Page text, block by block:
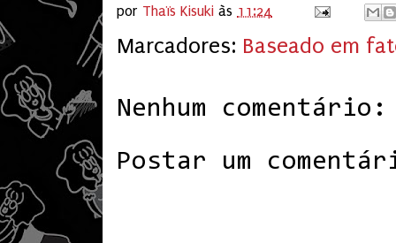
por Thaïs Kisuki às 11:24
Marcadores: Baseado em
Nenhum comentário:
Postar um